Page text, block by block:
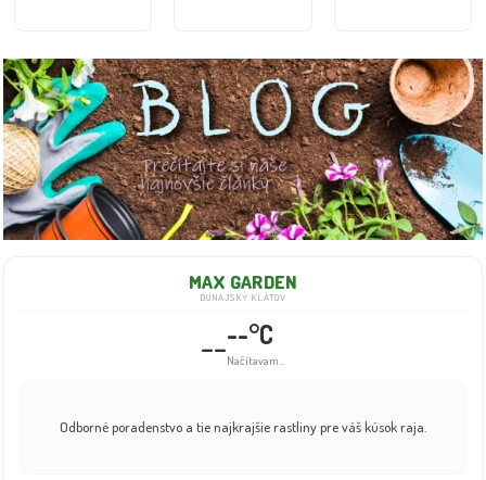
MAX GARDEN
DUNAJSKÝ KLÁTOV
--°C
Info dočasne nedostupné
Odborné poradenstvo a tie najkrajšie rastliny pre váš kúsok raja.